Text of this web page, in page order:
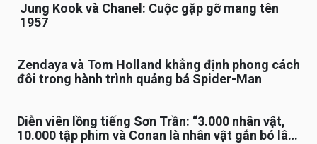
Jung Kook và Chanel: Cuộc gặp gỡ mang tên
1957
Zendaya và Tom Holland khẳng định phong cách
đôi trong hành trình quảng bá Spider-Man
Diễn viên lồng tiếng Sơn Trần: “3.000 nhân vật,
10.000 tập phim và Conan là nhân vật gắn bó lâu